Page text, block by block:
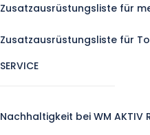
Zusatzausrüstungsliste für
Zusatzausrüstungsliste für
SERVICE
Nachhaltigkeit bei WM AKTIV